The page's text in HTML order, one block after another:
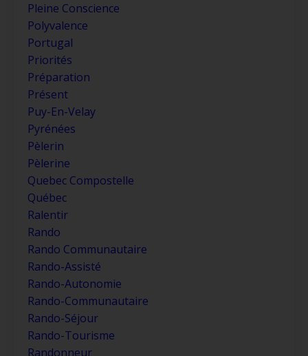
Pleine Conscience
Polyvalence
Portugal
Priorités
Préparation
Présent
Puy-En-Velay
Pyrénées
Pèlerin
Pèlerine
Quebec Compostelle
Québec
Ralentir
Rando
Rando Communautaire
Rando-Assisté
Rando-Autonomie
Rando-Communautaire
Rando-Séjour
Rando-Tourisme
Randonneur